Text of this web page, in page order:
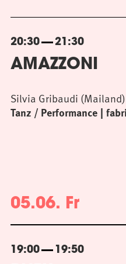
20:30 21:30
AMAZZONI
Tanz / Performance
Silvia Gribaudi (Mailand)
05.06. Fr
19:00 19:50